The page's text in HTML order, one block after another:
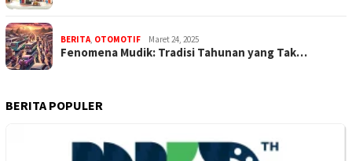
BERITA, OTOMOTIF Maret 24, 2025
Fenomena Mudik: Tradisi Tahunan yang Tak…
BERITA POPULER